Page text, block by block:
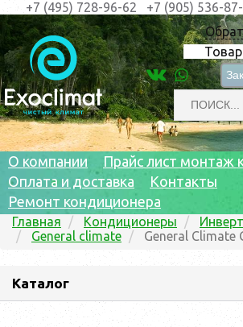
+7 (495) 728-96-62 +7 (905) 536-
О компании
Прайс лист монтаж
Оплата и доставка
Контакты
Ремонт кондиционера
Главная Кондиционеры
General climate
General Climate
Каталог